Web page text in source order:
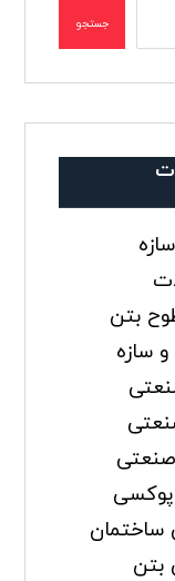
جستجو
بتن
سازه
ساختمان
بتن